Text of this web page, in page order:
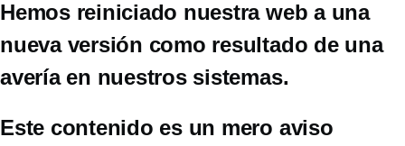
Hemos reiniciado nuestra web a una
nueva versión como resultado de una
avería en nuestros sistemas.
Este contenido es un mero aviso